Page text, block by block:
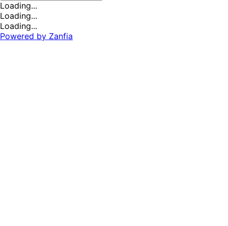
Loading...
Loading...
Loading...
Powered by Zanfia